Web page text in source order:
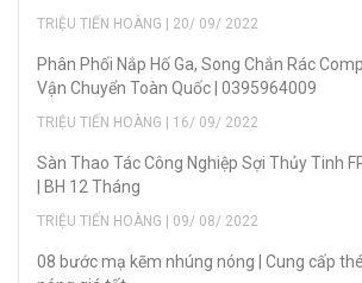
TRIỆU TIẾN HOÀNG | 20/ 09/ 2022
Phân Phối Nắp Hố Ga, Song Chắn Rác
Vận Chuyển Toàn Quốc | 0395964009
TRIỆU TIẾN HOÀNG | 16/ 09/ 2022
Sàn Thao Tác Công Nghiệp Sợi Thủy Tinh
| BH 12 Tháng
TRIỆU TIẾN HOÀNG | 09/ 08/ 2022
08 bước mạ kẽm nhúng nóng | Cung cấp